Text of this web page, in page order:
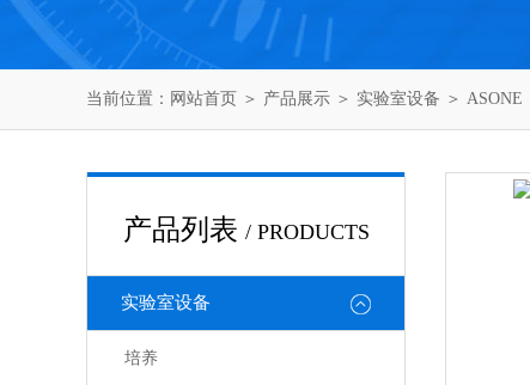
当前位置： 网站首页 ＞ 产品展示 ＞ 实验室设备 ＞ ASONE
产品列表 / PRODUCTS
实验室设备
培养